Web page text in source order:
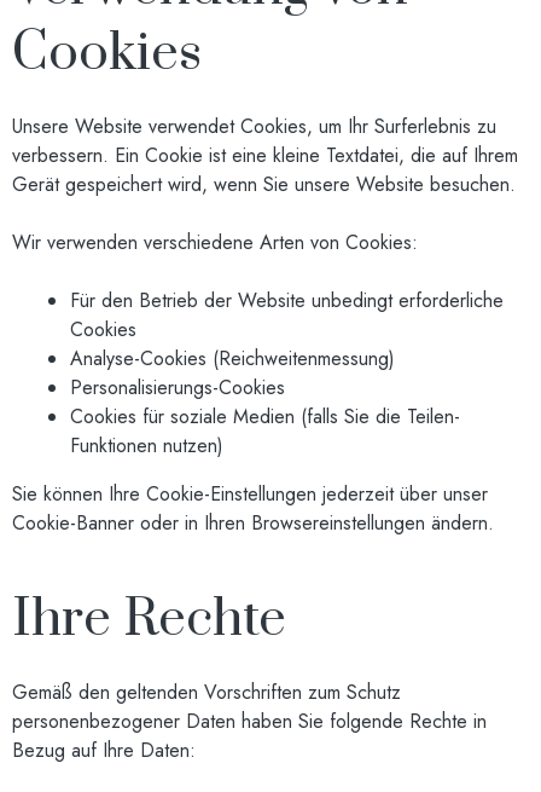
Cookies
Unsere Website verwendet Cookies, um Ihr Surferlebnis zu
verbessern. Ein Cookie ist eine kleine Textdatei, die auf Ihrem
Gerät gespeichert wird, wenn Sie unsere Website besuchen.
Wir verwenden verschiedene Arten von Cookies:
Für den Betrieb der Website unbedingt erforderliche
Cookies
Analyse-Cookies (Reichweitenmessung)
Personalisierungs-Cookies
Cookies für soziale Medien (falls Sie die Teilen-
Funktionen nutzen)
Sie können Ihre Cookie-Einstellungen jederzeit über unser
Cookie-Banner oder in Ihren Browsereinstellungen ändern.
Ihre Rechte
Gemäß den geltenden Vorschriften zum Schutz
personenbezogener Daten haben Sie folgende Rechte in
Bezug auf Ihre Daten: